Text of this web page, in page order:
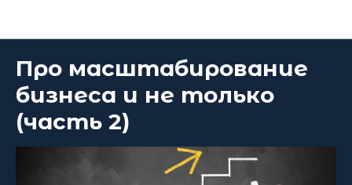
Про масштабирование
бизнеса и не только
(часть 2)